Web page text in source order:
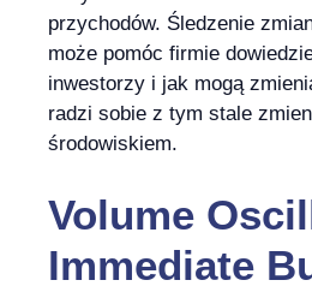
przychodów. Śledzenie
może pomóc firmie
inwestorzy i jak mogą
radzi sobie z tym stale
środowiskiem.
Volume
Immediate